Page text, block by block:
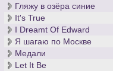
Гляжу в озёра синие
It's True
I Dreamt Of Edward
Я шагаю по Москве
Медали
Let It Be